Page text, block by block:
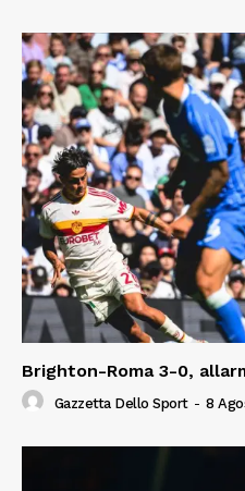
Brighton-Roma 3-0,
Gazzetta Dello Sport - 8